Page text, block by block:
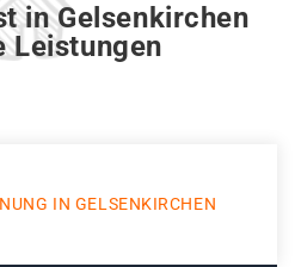
in Gelsenkirchen
Leistungen
IN GELSENKIRCHEN